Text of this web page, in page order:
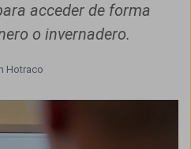
acceder de forma
o invernadero.
Hotraco